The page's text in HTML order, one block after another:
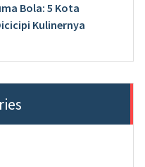
Bola: 5 Kota
Kulinernya